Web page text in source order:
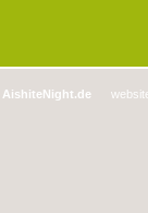
AishiteNight.de website